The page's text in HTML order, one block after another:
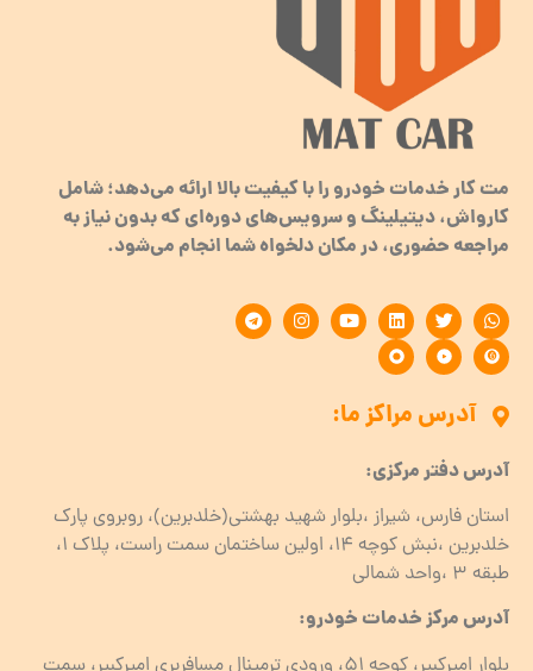
مت کار خدمات خودرو را با کیفیت بالا ارائه می‌دهد؛ شامل
کارواش، دیتیلینگ و سرویس‌های دوره‌ای که بدون نیاز به
مراجعه حضوری، در مکان دلخواه شما انجام می‌شود.
آدرس مراکز ما:
آدرس دفتر مرکزی:
استان فارس، شیراز ،بلوار شهید بهشتی(خلدبرین)، روبروی پارک
خلدبرین ،نبش کوچه ۱۴، اولین ساختمان سمت راست، پلاک 1،
طبقه ۳ ،واحد شمالی
آدرس مرکز خدمات خودرو: